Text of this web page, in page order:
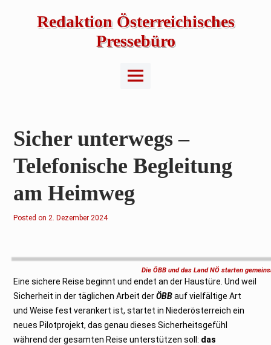
Redaktion Österreichisches
Pressebüro
Main
Menu
Sicher unterwegs –
Telefonische Begleitung
am Heimweg
Posted on2
e
e
2
2
2. Dezember 2024
Die ÖBB und das Land NÖ starten
Eine sichere Reise beginnt und endet an der Haustüre. Und weil
Sicherheit in der täglichen Arbeit derÖBBauf vielfältige Art
und Weise fest verankert ist, startet in Niederösterreich ein
neues Pilotprojekt, das genau dieses Sicherheitsgefühl
während der gesamten Reise unterstützen soll: das